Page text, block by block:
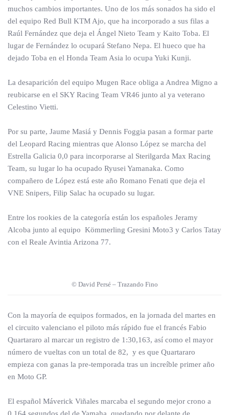
muchos cambios importantes. Uno de los más sonados ha sido el
del equipo Red Bull KTM Ajo, que ha incorporado a sus filas a
Raúl Fernández que deja el Ángel Nieto Team y Kaito Toba. El
lugar de Fernández lo ocupará Stefano Nepa. El hueco que ha
dejado Toba en el Honda Team Asia lo ocupa Yuki Kunji.
La desaparición del equipo Mugen Race obliga a Andrea Migno a
reubicarse en el SKY Racing Team VR46 junto al ya veterano
Celestino Vietti.
Por su parte, Jaume Masiá y Dennis Foggia pasan a formar parte
del Leopard Racing mientras que Alonso López se marcha del
Estrella Galicia 0,0 para incorporarse al Sterilgarda Max Racing
Team, su lugar lo ha ocupado Ryusei Yamanaka. Como
compañero de López está este año Romano Fenati que deja el
VNE Snipers, Filip Salac ha ocupado su lugar.
Entre los rookies de la categoría están los españoles Jeramy
Alcoba junto al equipo Kömmerling Gresini Moto3 y Carlos Tatay
con el Reale Avintia Arizona 77.
© David Persé – Trazando Fino
Con la mayoría de equipos formados, en la jornada del martes en
el circuito valenciano el piloto más rápido fue el francés Fabio
Quartararo al marcar un registro de 1:30,163, así como el mayor
número de vueltas con un total de 82, y es que Quartararo
empieza con ganas la pre-temporada tras un increíble primer año
en Moto GP.
El español Máverick Viñales marcaba el segundo mejor crono a